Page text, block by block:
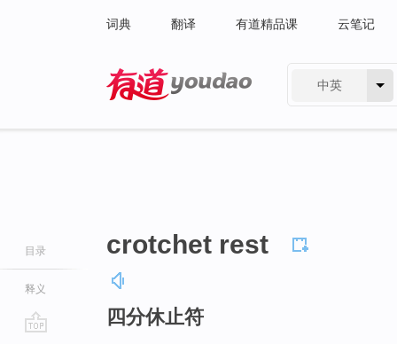
词典 翻译 有道精品课 云笔记
中英
目录
释义
crotchet rest
四分休止符